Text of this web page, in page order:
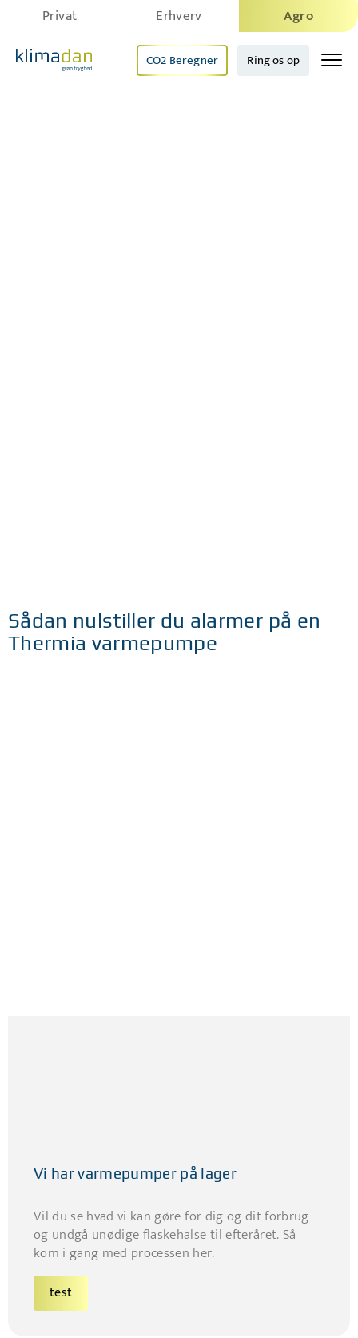
Privat Erhverv Agro
CO2 Beregner Ring os op
Sådan nulstiller du alarmer på en
Thermia varmepumpe
Vi har varmepumper på lager
Vil du se hvad vi kan gøre for dig og dit forbrug
og undgå unødige flaskehalse til efteråret. Så
kom i gang med processen her.
test